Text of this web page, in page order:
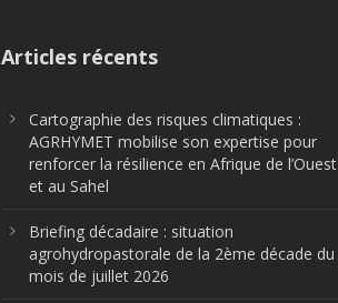
Articles récents
Cartographie des risques climatiques :
AGRHYMET mobilise son expertise pour
renforcer la résilience en Afrique de l’Ouest
et au Sahel
Briefing décadaire : situation
agrohydropastorale de la 2ème décade du
mois de juillet 2026